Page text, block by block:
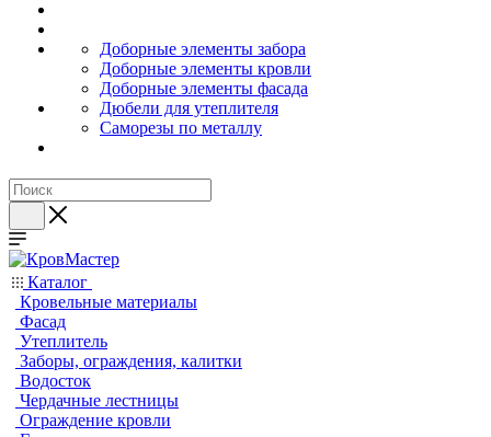
Доборные элементы забора
Доборные элементы кровли
Доборные элементы фасада
Дюбели для утеплителя
Саморезы по металлу
Каталог
Кровельные материалы
Фасад
Утеплитель
Заборы, ограждения, калитки
Водосток
Чердачные лестницы
Ограждение кровли